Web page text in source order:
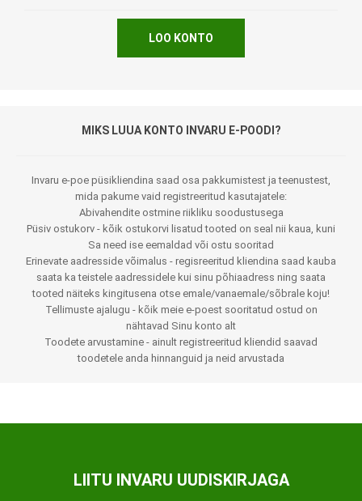
LOO KONTO
MIKS LUUA KONTO INVARU E-POODI?
Invaru e-poe püsikliendina saad osa pakkumistest ja teenustest,
mida pakume vaid registreeritud kasutajatele:
Abivahendite ostmine riikliku soodustusega
Püsiv ostukorv - kõik ostukorvi lisatud tooted on seal nii kaua, kuni
Sa need ise eemaldad või ostu sooritad
Erinevate aadresside võimalus - regisreeritud kliendina saad kauba
saata ka teistele aadressidele kui sinu põhiaadress ning saata
tooted näiteks kingitusena otse emale/vanaemale/sõbrale koju!
Tellimuste ajalugu - kõik meie e-poest sooritatud ostud on
nähtavad Sinu konto alt
Toodete arvustamine - ainult registreeritud kliendid saavad
toodetele anda hinnanguid ja neid arvustada
LIITU INVARU UUDISKIRJAGA